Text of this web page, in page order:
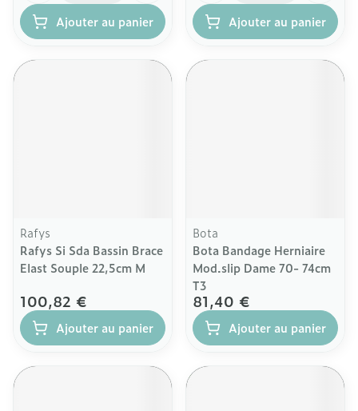
Ajouter au panier Ajouter au panier
Rafys
Rafys Si Sda Bassin Brace
Elast Souple 22,5cm M
100,82 €
Ajouter au panier
Bota
Bota Bandage Herniaire
Mod.slip Dame 70- 74cm
T3
81,40 €
Ajouter au panier